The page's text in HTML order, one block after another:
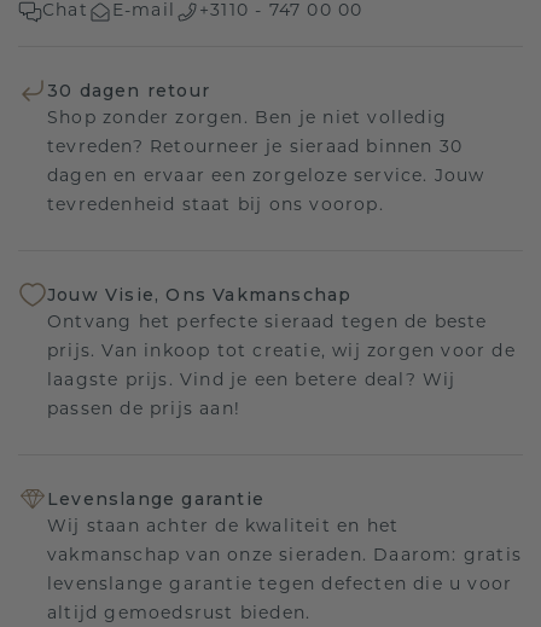
Chat E-mail +3110 - 747 00 00
30 dagen retour
Shop zonder zorgen. Ben je niet volledig
tevreden? Retourneer je sieraad binnen 30
dagen en ervaar een zorgeloze service. Jouw
tevredenheid staat bij ons voorop.
Jouw Visie, Ons Vakmanschap
Ontvang het perfecte sieraad tegen de beste
prijs. Van inkoop tot creatie, wij zorgen voor de
laagste prijs. Vind je een betere deal? Wij
passen de prijs aan!
Levenslange garantie
Wij staan achter de kwaliteit en het
vakmanschap van onze sieraden. Daarom: gratis
levenslange garantie tegen defecten die u voor
altijd gemoedsrust bieden.